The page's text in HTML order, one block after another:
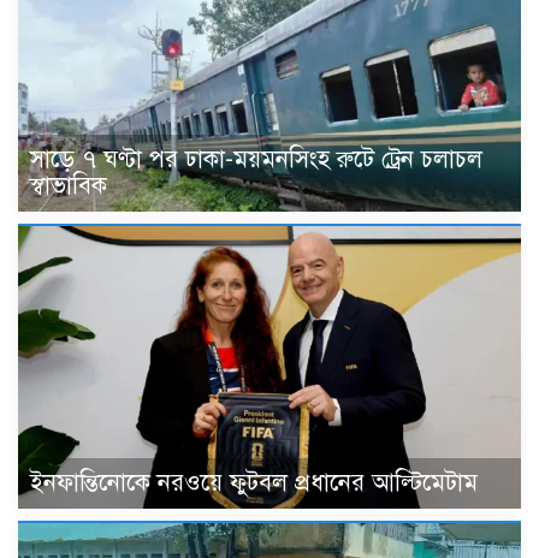
সাড়ে ৭ ঘণ্টা পর ঢাকা-ময়মনসিংহ রুটে ট্রেন চলাচল
স্বাভাবিক
ইনফান্তিনোকে নরওয়ে ফুটবল প্রধানের আল্টিমেটাম